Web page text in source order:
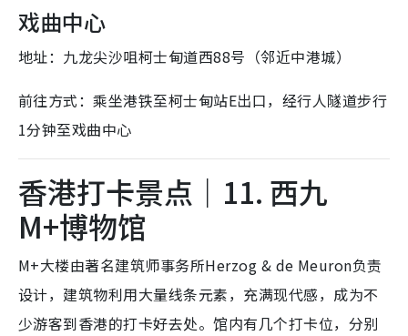
戏曲中心
地址：九龙尖沙咀柯士甸道西88号（邻近中港城）
前往方式：乘坐港铁至柯士甸站E出口，经行人隧道步行
1分钟至戏曲中心
香港打卡景点｜11. 西九
M+博物馆
M+大楼由著名建筑师事务所Herzog & de Meuron负责
设计，建筑物利用大量线条元素，充满现代感，成为不
少游客到香港的打卡好去处。馆内有几个打卡位，分别